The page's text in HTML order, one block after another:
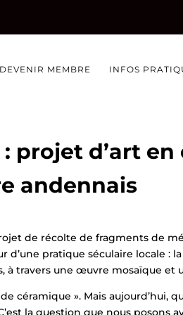
DEVENIR MEMBRE INFOS
: projet d’art
andennais
de récolte de fragments de
d’une pratique séculaire locale :
à travers une œuvre mosaïque et
céramique ». Mais aujourd’hui,
la question que nous posons